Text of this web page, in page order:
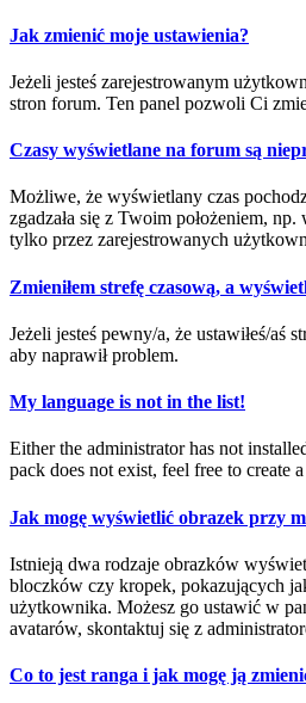
Jak zmienić moje ustawienia?
Jeżeli jesteś zarejestrowanym
stron forum. Ten panel pozwoli Ci
Czasy wyświetlane na forum są
Możliwe, że wyświetlany czas
zgadzała się z Twoim położeniem,
tylko przez zarejestrowanych
Zmieniłem strefę czasową, a
Jeżeli jesteś pewny/a, że ustawiłeś/aś
aby naprawił problem.
My language is not in the list!
Either the administrator has not
pack does not exist, feel free to create
Jak mogę wyświetlić obrazek przy
Istnieją dwa rodzaje obrazków
bloczków czy kropek, pokazujących
użytkownika. Możesz go ustawić w
avatarów, skontaktuj się z
Co to jest ranga i jak mogę ją